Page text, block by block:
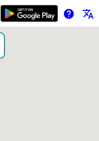
help translate